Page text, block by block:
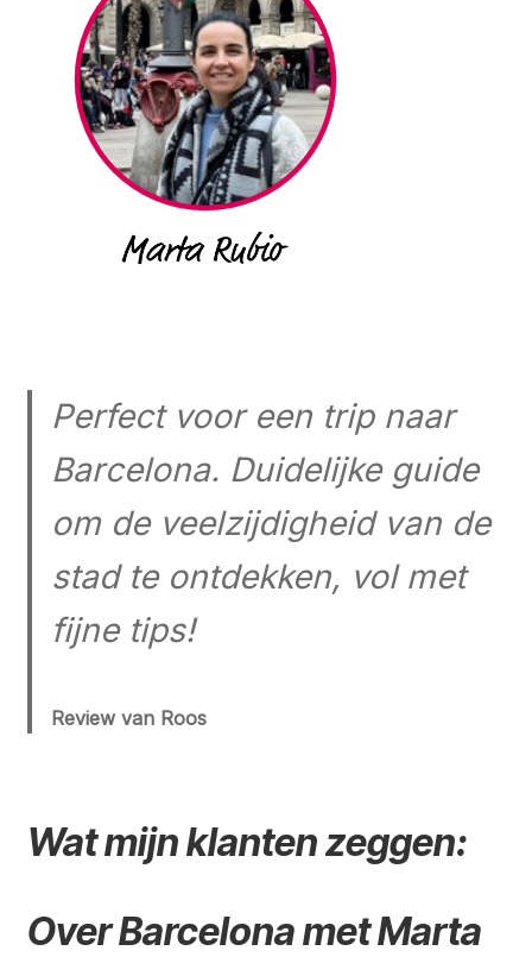
Perfect voor een trip naar
Barcelona. Duidelijke guide
om de veelzijdigheid van de
stad te ontdekken, vol met
fijne tips!
Review van Roos
Wat mijn klanten zeggen:
Over Barcelona met Marta